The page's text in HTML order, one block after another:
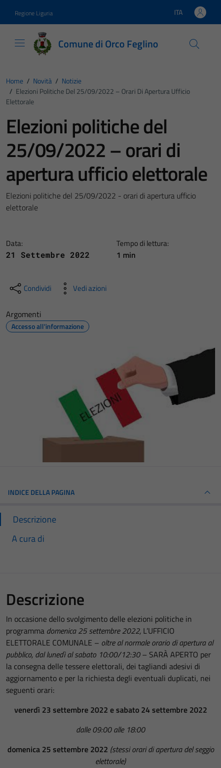
Regione Liguria Lingua attiva:
ITA
Comune di Orco Feglino
Home / Novità / Notizie
/ Elezioni Politiche Del 25/09/2022 – Orari Di Apertura Ufficio
Elettorale
Elezioni politiche del
25/09/2022 – orari di
apertura ufficio elettorale
Elezioni politiche del 25/09/2022 - orari di apertura ufficio
elettorale
Data:
21 Settembre 2022
Tempo di lettura:
1 min
Condividi Vedi azioni
Argomenti
Accesso all'informazione
INDICE DELLA PAGINA
Descrizione
A cura di
Descrizione
In occasione dello svolgimento delle elezioni politiche in
programma domenica 25 settembre 2022, L’UFFICIO
ELETTORALE COMUNALE – oltre al normale orario di apertura al
pubblico, dal lunedì al sabato 10:00/12:30– SARÀ APERTO per
la consegna delle tessere elettorali, dei tagliandi adesivi di
aggiornamento e per la richiesta degli eventuali duplicati, nei
seguenti orari:
venerdì 23 settembre 2022 e sabato 24 settembre 2022
dalle 09:00 alle 18:00
domenica 25 settembre 2022 (stessi orari di apertura del seggio
elettorale)